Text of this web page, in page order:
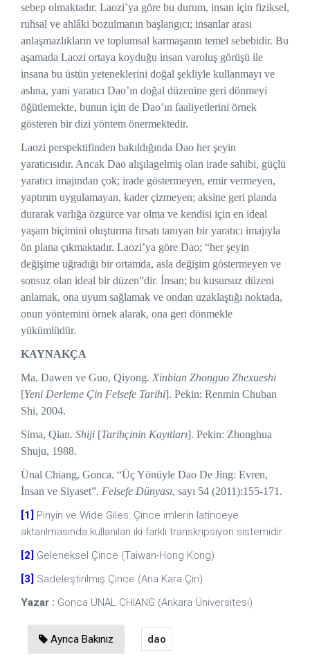
sebep olmaktadır. Laozi’ya göre bu durum, insan için fiziksel,
ruhsal ve ahlâki bozulmanın başlangıcı; insanlar arası
anlaşmazlıkların ve toplumsal karmaşanın temel sebebidir. Bu
aşamada Laozi ortaya koyduğu insan varoluş görüşü ile
insana bu üstün yeteneklerini doğal şekliyle kullanmayı ve
aslına, yani yaratıcı Dao’ın doğal düzenine geri dönmeyi
öğütlemekte, bunun için de Dao’ın faaliyetlerini örnek
gösteren bir dizi yöntem önermektedir.
Laozi perspektifinden bakıldığında Dao her şeyin
yaratıcısıdır. Ancak Dao alışılagelmiş olan irade sahibi, güçlü
yaratıcı imajından çok; irade göstermeyen, emir vermeyen,
yaptırım uygulamayan, kader çizmeyen; aksine geri planda
durarak varlığa özgürce var olma ve kendisi için en ideal
yaşam biçimini oluşturma fırsatı tanıyan bir yaratıcı imajıyla
ön plana çıkmaktadır. Laozi’ya göre Dao; “her şeyin
değişime uğradığı bir ortamda, asla değişim göstermeyen ve
sonsuz olan ideal bir düzen”dir. İnsan; bu kusursuz düzeni
anlamak, ona uyum sağlamak ve ondan uzaklaştığı noktada,
onun yöntemini örnek alarak, ona geri dönmekle
yükümlüdür.
KAYNAKÇA
Ma, Dawen ve Guo, Qiyong. Xinbian Zhonguo Zhexueshi
[Yeni Derleme Çin Felsefe Tarihi]. Pekin: Renmin Chuban
Shi, 2004.
Sima, Qian. Shiji [Tarihçinin Kayıtları]. Pekin: Zhonghua
Shuju, 1988.
Ünal Chiang, Gonca. “Üç Yönüyle Dao De Jing: Evren,
İnsan ve Siyaset”. Felsefe Dünyası, sayı 54 (2011):155-171.
[1] Pinyin ve Wide Giles: Çince imlerin latinceye
aktarılmasında kullanılan iki farklı transkripsiyon sistemidir.
[2] Geleneksel Çince (Taiwan-Hong Kong)
[3] Sadeleştirilmiş Çince (Ana Kara Çin)
Yazar : Gonca ÜNAL CHIANG (Ankara Üniversitesi)
Ayrıca Bakınız dao